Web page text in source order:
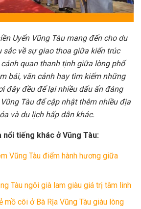
Uyển Vũng Tàu mang đến cho du
sắc về sự giao thoa giữa kiến trúc
quan thanh tịnh giữa lòng phố
bái, vãn cảnh hay tìm kiếm những
đây đều để lại nhiều dấu ấn đáng
Tàu để cập nhật thêm nhiều địa
và du lịch hấp dẫn khác.
tiếng khác ở Vũng Tàu:
Vũng Tàu điểm hành hương giữa
Tàu ngôi già lam giàu giá trị tâm linh
mồ côi ở Bà Rịa Vũng Tàu giàu lòng